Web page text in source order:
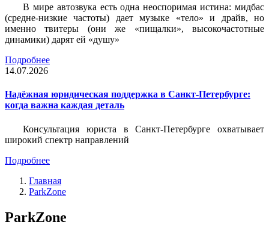
В мире автозвука есть одна неоспоримая истина: мидбас
(средне-низкие частоты) дает музыке «тело» и драйв, но
именно твитеры (они же «пищалки», высокочастотные
динамики) дарят ей «душу»
Подробнее
14.07.2026
Надёжная юридическая поддержка в Санкт-Петербурге:
когда важна каждая деталь
Консультация юриста в Санкт-Петербурге охватывает
широкий спектр направлений
Подробнее
Главная
ParkZone
ParkZone